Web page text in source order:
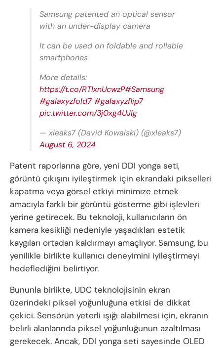
Samsung patented an optical sensor
with an under-display camera
It can be used on foldable and rollable
smartphones
More details:
https://t.co/RTIxnUcwzP#Samsung
#galaxyzfold7 #galaxyzflip7
pic.twitter.com/3j0xg4UJIg
— xleaks7 (David Kowalski) (@xleaks7)
August 6, 2024
Patent raporlarına göre, yeni DDI yonga seti,
görüntü çıkışını iyileştirmek için ekrandaki pikselleri
kapatma veya görsel etkiyi minimize etmek
amacıyla farklı bir görüntü gösterme gibi işlevleri
yerine getirecek. Bu teknoloji, kullanıcıların ön
kamera kesikliği nedeniyle yaşadıkları estetik
kaygıları ortadan kaldırmayı amaçlıyor. Samsung, bu
yenilikle birlikte kullanıcı deneyimini iyileştirmeyi
hedeflediğini belirtiyor.
Bununla birlikte, UDC teknolojisinin ekran
üzerindeki piksel yoğunluğuna etkisi de dikkat
çekici. Sensörün yeterli ışığı alabilmesi için, ekranın
belirli alanlarında piksel yoğunluğunun azaltılması
gerekecek. Ancak, DDI yonga seti sayesinde OLED